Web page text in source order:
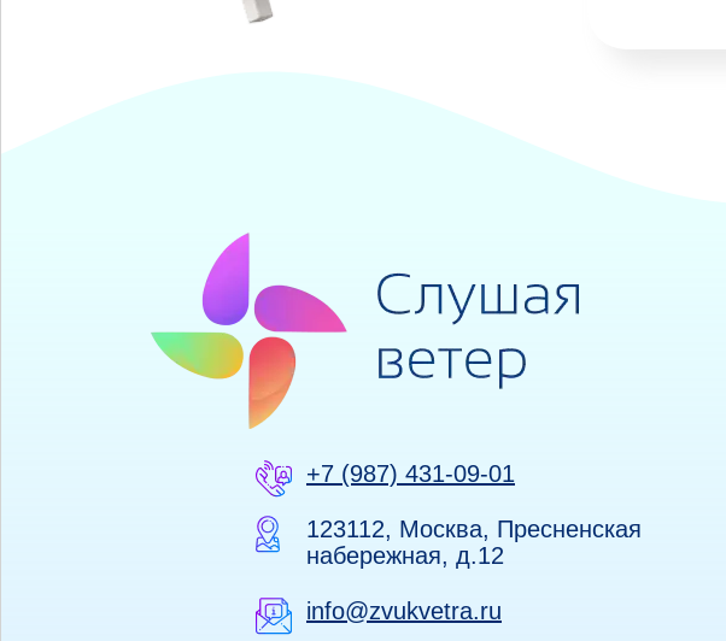
+7 (987) 431-09-01
123112, Москва, Пресненская
набережная, д.12
info@zvukvetra.ru